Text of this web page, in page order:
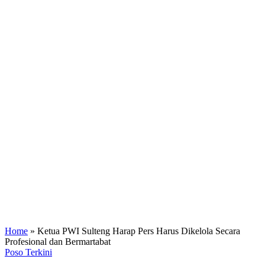
Home » Ketua PWI Sulteng Harap Pers Harus Dikelola Secara
Profesional dan Bermartabat
Poso Terkini